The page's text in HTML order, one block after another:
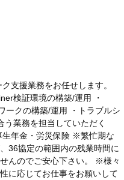
支援業務をお任せします。
検証環境の構築/運用 ・
ークの構築/運用 ・トラブルシ
業務を担当していただく
生年金・労災保険 ※繁忙期な
36協定の範囲内の残業時間に
んのでご安心下さい。 ※様々
に応じてお仕事をお願いして